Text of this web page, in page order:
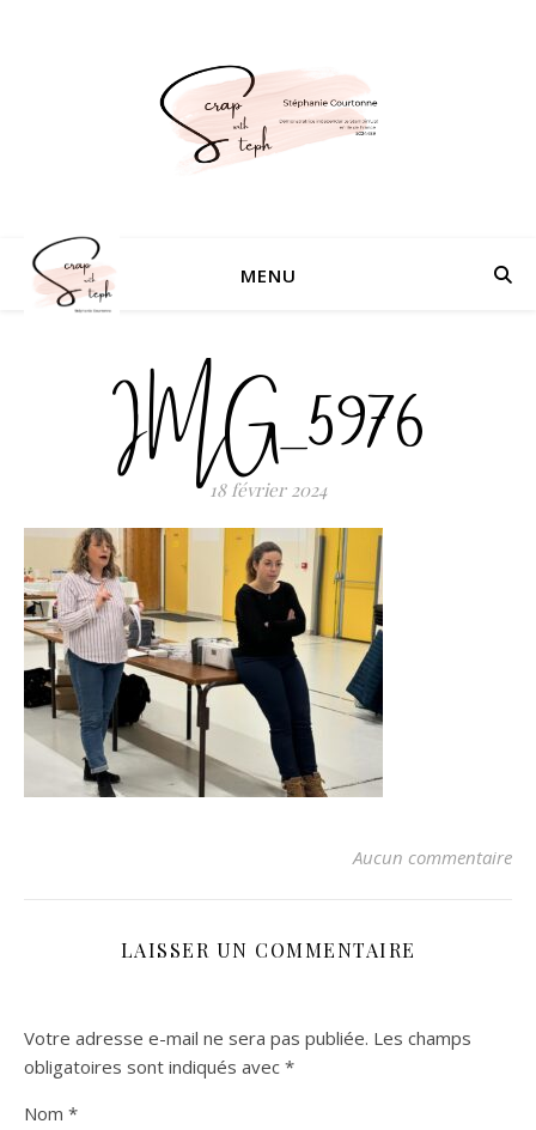
MENU
IMG_5976
18 février 2024
Aucun commentaire
LAISSER UN COMMENTAIRE
Votre adresse e-mail ne sera pas publiée. Les champs
obligatoires sont indiqués avec *
Nom *